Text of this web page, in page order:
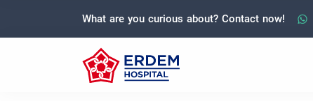
What are you curious about? Contact now!